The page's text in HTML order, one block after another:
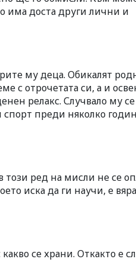
има доста други лични и
му деца. Обикалят
с отрочетата си, а и
релакс. Случвало му
спорт преди няколко
ред на мисли не се
иска да ги научи, е
се храни. Откакто е